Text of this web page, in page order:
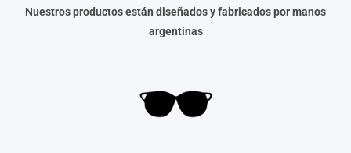
Nuestros productos están diseñados y fabricados por manos
argentinas